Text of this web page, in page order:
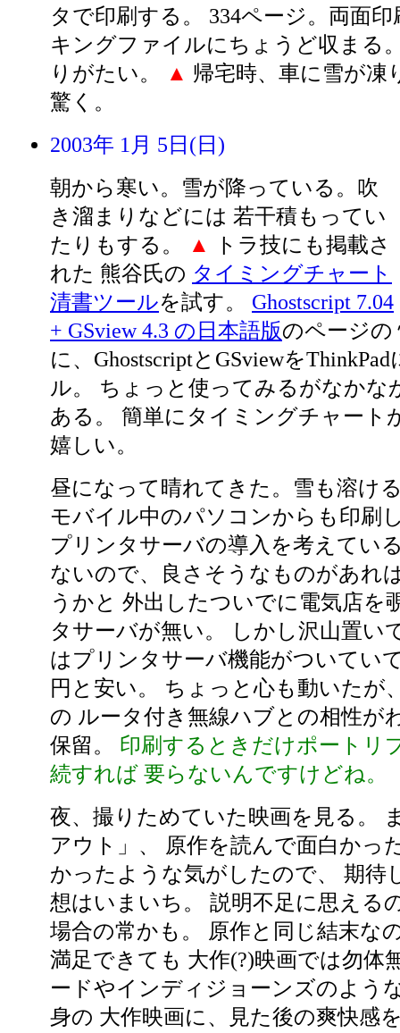
タで印刷する。 334ページ。両面印
キングファイルにちょうど収まる
りがたい。
▲ 帰宅時、車に雪が凍
驚く。
2003年 1月 5日(日)
朝から寒い。雪が降っている。吹
き溜まりなどには 若干積もってい
たりもする。
▲
トラ技にも掲載さ
れた 熊谷氏の タイミングチャート
清書ツールを試す。 Ghostscript 7.04
+ GSview 4.3 の日本語版のページの
に、GhostscriptとGSviewを
ル。 ちょっと使ってみるがなかな
ある。 簡単にタイミングチャート
嬉しい。
昼になって晴れてきた。雪も溶け
モバイル中のパソコンからも印刷
プリンタサーバの導入を考えてい
ないので、良さそうなものがあれ
うかと 外出したついでに電気店を
タサーバが無い。 しかし沢山置い
はプリンタサーバ機能がついてい
円と安い。 ちょっと心も動いたが
の ルータ付き無線ハブとの相性が
保留。 印刷するときだけポートリ
続すれば 要らないんですけどね。
夜、撮りためていた映画を見る。
アウト」、 原作を読んで面白かっ
かったような気がしたので、 期待
想はいまいち。 説明不足に思える
場合の常かも。 原作と同じ結末な
満足できても 大作(?)映画では勿体
ードやインディジョーンズのよう
身の 大作映画に、見た後の爽快感